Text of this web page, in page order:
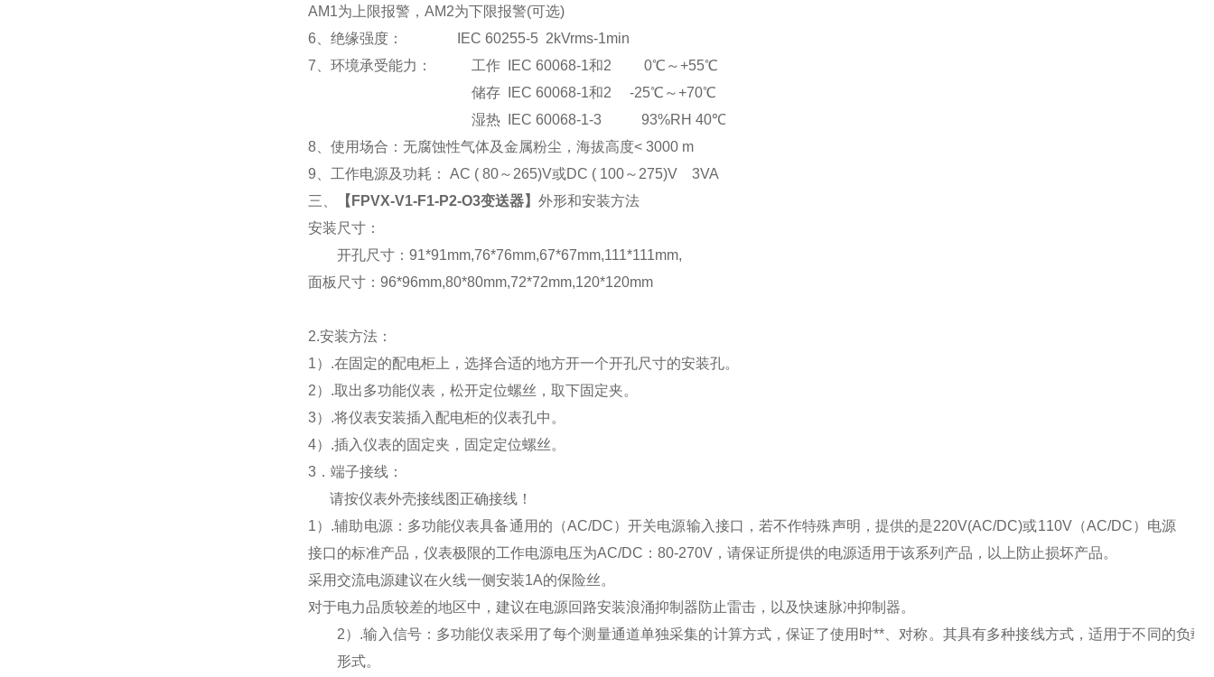
AM1为上限报警，AM2为下限报警(可选)
6
绝缘强度： IEC 60255-5 2kVrms-1min
7
环境承受能力： 工作 IEC 60068-1和2 0℃～+55℃
储存 IEC 60068-1和2 -25℃～+70℃
湿热 IEC 60068-1-3 93%RH 40℃
8 、使用场合：无腐蚀性气体及金属粉尘，海拔高度< 3000 m
9 、工作电源及功耗： AC ( 80～265)V或DC ( 100～275)V 3VA
三、
【 FPVX-V1-F1-P2-O3变送器】 外形和安装方法
安装尺寸：
开孔尺寸：91*91mm,76*76mm,67*67mm,111*111mm,
面板尺寸：96*96mm,80*80mm,72*72mm,120*120mm
2.安装方法：
1）.在固定的配电柜上，选择合适的地方开一个开孔尺寸的安装孔。
2）.取出多功能仪表，松开定位螺丝，取下固定夹。
3）.将仪表安装插入配电柜的仪表孔中。
4）.插入仪表的固定夹，固定定位螺丝。
3 ．端子接线：
请按仪表外壳接线图正确接线！
1） .辅助电源：多功能仪表具备通用的（AC/DC）开关电源输入接口，若不作特殊声明，提供的是220V(AC/DC)或110V（AC/DC）电源
接口的标准产品，仪表极限的工作电源电压为AC/DC ： 80-270V ，请保证所提供的电源适用于该系列产品，以上防止损坏产品。
采用交流电源建议在火线一侧安装1A的保险丝。
对于电力品质较差的地区中，建议在电源回路安装浪涌抑制器防止雷击，以及快速脉冲抑制器。
2） .输入信号：多功能仪表采用了每个测量通道单独采集的计算方式，保证了使用时**、对称。其具有多种接线方式，适用于不同的负载
形式。